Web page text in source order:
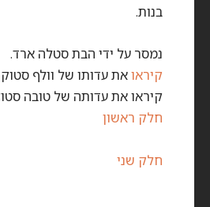
בנות.
נמסר על ידי הבת סטלה ארד.
קיראואת עדותו של וולף
קיראו את עדותה של טובה
חלק ראשון
חלק שני